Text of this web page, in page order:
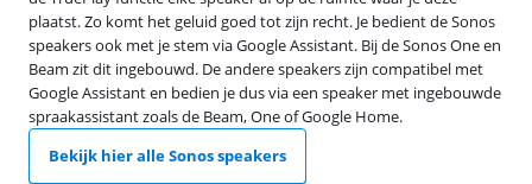
plaatst. Zo komt het geluid goed tot zijn recht. Je bedient de Sonos
speakers ook met je stem via Google Assistant. Bij de Sonos One en
Beam zit dit ingebouwd. De andere speakers zijn compatibel met
Google Assistant en bedien je dus via een speaker met ingebouwde
spraakassistant zoals de Beam, One of Google Home.
Bekijk hier alle Sonos speakers